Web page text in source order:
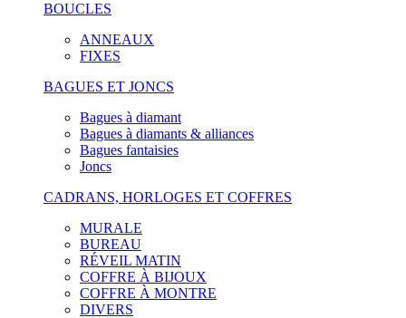
BOUCLES
ANNEAUX
FIXES
BAGUES ET JONCS
Bagues à diamant
Bagues à diamants & alliances
Bagues fantaisies
Joncs
CADRANS, HORLOGES ET COFFRES
MURALE
BUREAU
RÉVEIL MATIN
COFFRE À BIJOUX
COFFRE À MONTRE
DIVERS